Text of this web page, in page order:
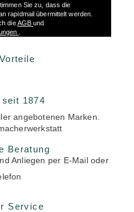
Sie zu, dass die
rapidmail übermittelt werden.
dieAGBund
1874
angebotenen Marken.
Beratung
Anliegen per E-Mail oder
Service